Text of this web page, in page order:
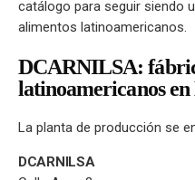
catálogo para seguir siendo
alimentos latinoamericanos.
DCARNILSA:
latinoamericanos
La planta de producción se
DCARNILSA